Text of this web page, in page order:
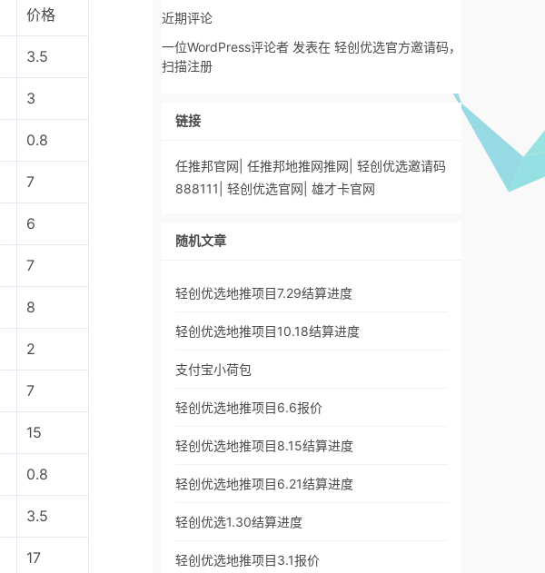
价格
3.5
3
0.8
7
6
7
8
2
7
15
0.8
3.5
17
近期评论
一位WordPress评论者 发表在 轻创优选官方邀请码，
扫描注册
链接
任推邦官网 任推邦地推网推网 轻创优选邀请码
888111
轻创优选官网 雄才卡官网
随机文章
轻创优选地推项目7.29结算进度
轻创优选地推项目10.18结算进度
支付宝小荷包
轻创优选地推项目6.6报价
轻创优选地推项目8.15结算进度
轻创优选地推项目6.21结算进度
轻创优选1.30结算进度
轻创优选地推项目3.1报价